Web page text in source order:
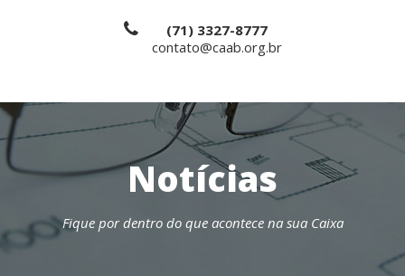
(71) 3327-8777
contato@caab.org.br
Notícias
Fique por dentro do que acontece na sua Caixa